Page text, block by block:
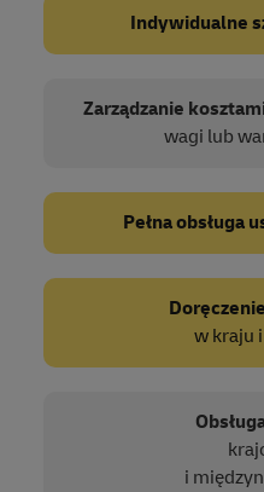
Indywidualne
Zarządzanie
wagi lub
Pełna obsługa
w kraju
i